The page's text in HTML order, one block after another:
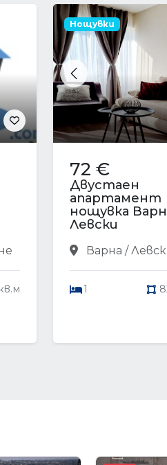
Previous
Нощувки
72 €
Двустаен
апартамент
нощувка
Левски
Варна /
1